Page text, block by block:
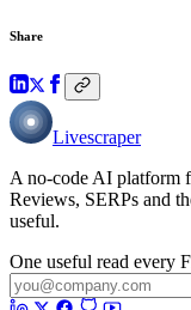
Share
Livescraper
A no-code AI platform
Reviews, SERPs and
useful.
One useful read every